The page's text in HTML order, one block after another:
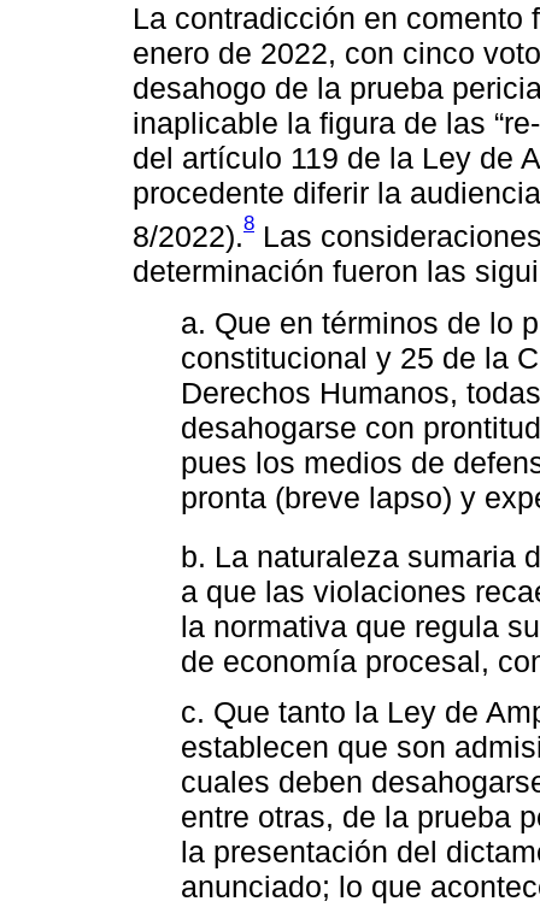
La contradicción en comento
enero de 2022, con cinco
desahogo de la prueba
inaplicable la figura de las
del artículo 119 de la Ley de
procedente diferir la
8/2022).8 Las
determinación fueron las
a. Que en términos de lo
constitucional y 25 de la
Derechos Humanos,
desahogarse con
pues los medios de
pronta (breve lapso) y
b. La naturaleza sumaria
a que las violaciones
la normativa que regula
de economía procesal,
c. Que tanto la Ley de
establecen que son
cuales deben
entre otras, de la prueba
la presentación del
anunciado; lo que